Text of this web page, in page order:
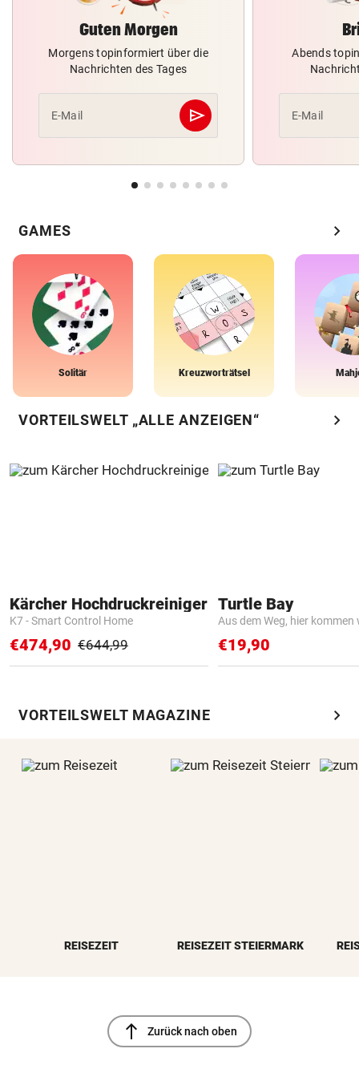
Guten Morgen
Morgens topinformiert über die
Nachrichten des Tages
E-Mail send
Abschicken
Abends
E-Mail
GAMES chevron_right
Solitär Kreuzworträtsel
VORTEILSWELT „ALLE ANZEIGEN“ chevron_right
Kärcher Hochdruckreiniger
K7 - Smart Control Home
€474,90 €644,99
Turtle Bay
Aus dem Weg, hier kommen
€19,90
VORTEILSWELT MAGAZINE chevron_right
REISEZEIT REISEZEIT STEIERMARK
north Zurück nach oben